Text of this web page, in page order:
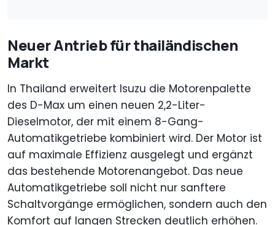
Neuer Antrieb für thailändischen
Markt
In Thailand erweitert Isuzu die Motorenpalette
des D-Max um einen neuen 2,2-Liter-
Dieselmotor, der mit einem 8-Gang-
Automatikgetriebe kombiniert wird. Der Motor ist
auf maximale Effizienz ausgelegt und ergänzt
das bestehende Motorenangebot. Das neue
Automatikgetriebe soll nicht nur sanftere
Schaltvorgänge ermöglichen, sondern auch den
Komfort auf langen Strecken deutlich erhöhen.